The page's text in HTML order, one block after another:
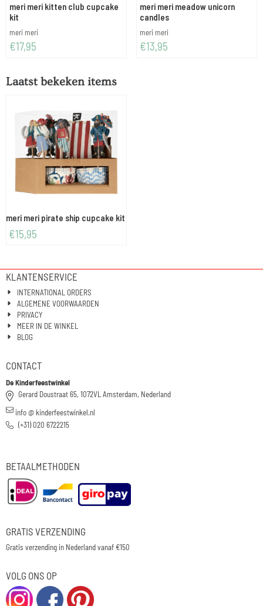
meri meri kitten club cupcake
kit
Merk:
meri meri
Prijs: 17,95
€17,95
meri meri meadow unicorn
candles
Merk:
meri meri
Prijs: 13,95
€13,95
Laatst bekeken items
meri meri pirate ship cupcake kit
€15,95
KLANTENSERVICE
INTERNATIONAL ORDERS
ALGEMENE VOORWAARDEN
PRIVACY
MEER IN DE WINKEL
BLOG
CONTACT
De Kinderfeestwinkel
Gerard Doustraat 65, 1072VL Amsterdam, Nederland
info @ kinderfeestwinkel.nl
(+31) 020 6722215
BETAALMETHODEN
GRATIS VERZENDING
Gratis verzending in Nederland vanaf €150
VOLG ONS OP